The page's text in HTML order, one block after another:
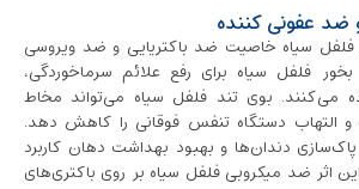
عفونی کننده
فلفل سیاه خاصیت ضد باکتریایی و ضد ویروسی
فلفل سیاه برای رفع علائم سرماخوردگی،
می‌کنند. بوی تند فلفل سیاه می‌تواند مخاط
و التهاب دستگاه تنفس فوقانی را کاهش دهد.
دندان‌ها و بهبود بهداشت دهان کاربرد
اثر ضد میکروبی فلفل سیاه بر روی باکتری‌های